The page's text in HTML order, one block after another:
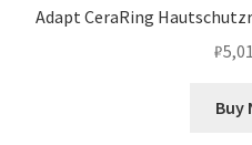
Adapt CeraRing
₽
Buy